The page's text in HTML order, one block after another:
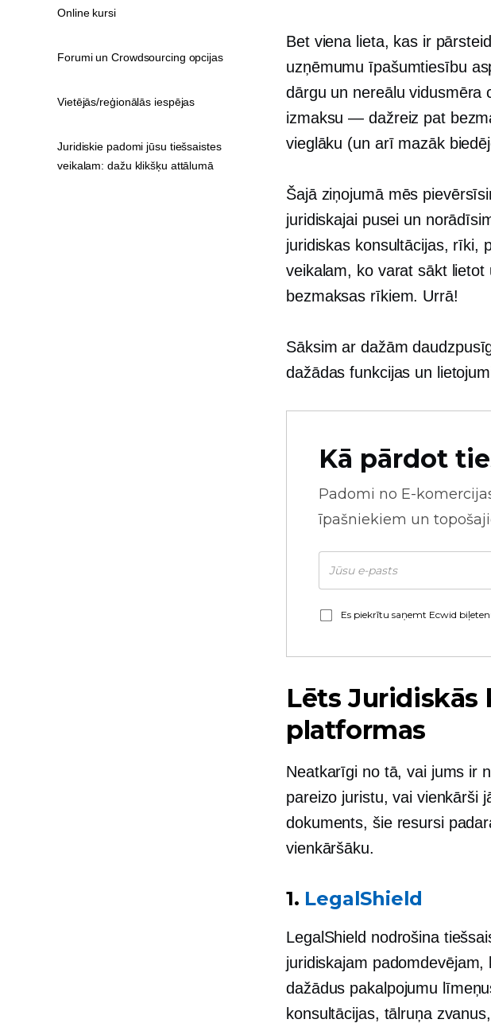
Bet viena lieta, kas ir
uzņēmumu īpašumtiesību
dārgu un nereālu vidusmēra
izmaksu — dažreiz pat
vieglāku (un arī mazāk
Šajā ziņojumā mēs
juridiskajai pusei un
juridiskas konsultācijas, rīki,
veikalam, ko varat sākt
bezmaksas rīkiem. Urrā!
Sāksim ar dažām
dažādas funkcijas un
Kā pārdot
Padomi no E-
īpašniekiem un
Es piekrītu saņemt Ecwid
Lēts Juridiskās
platformas
Neatkarīgi no tā, vai jums ir
pareizo juristu, vai vienkārši
dokuments, šie resursi
vienkāršāku.
1. LegalShield
LegalShield nodrošina
juridiskajam
dažādus pakalpojumu
konsultācijas, tālruņa
Online kursi
Forumi un Crowdsourcing opcijas
Vietējās/reģionālās iespējas
Juridiskie padomi jūsu tiešsaistes
veikalam: dažu klikšķu attālumā